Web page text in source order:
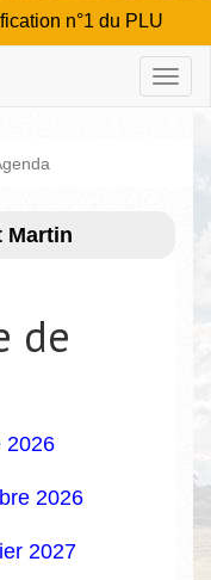
n°1 du PLU
Martin
de
2026
2026
2027